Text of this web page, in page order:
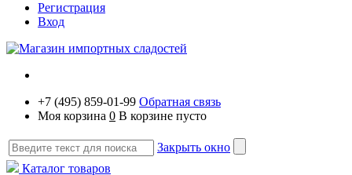
Регистрация
Вход
+7 (495) 859-01-99 Обратная связь
Моя корзина 0 В корзине пусто
Закрыть окно
Каталог товаров